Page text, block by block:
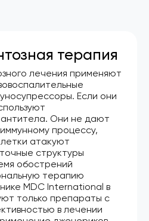
терапия
лечения применяют
Если они
Они не дают
процессу,
атакуют
структуры
обострений
терапию
MDC International в
только препараты с
в лечении